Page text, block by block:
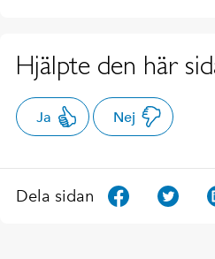
Hjälpte den här
Ja Nej
Dela sidan